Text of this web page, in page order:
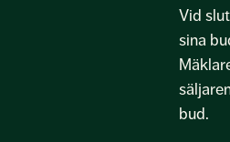
Vid
sina
bud.